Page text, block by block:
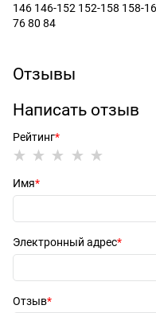
146 146-152 152-158 158-
76 80 84
Отзывы
Написать отзыв
Рейтинг
Имя
Электронный адрес
Отзыв